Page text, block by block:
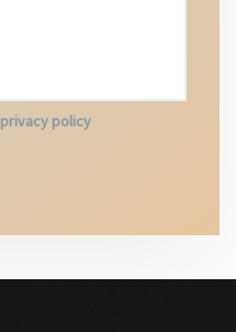
privacy policy